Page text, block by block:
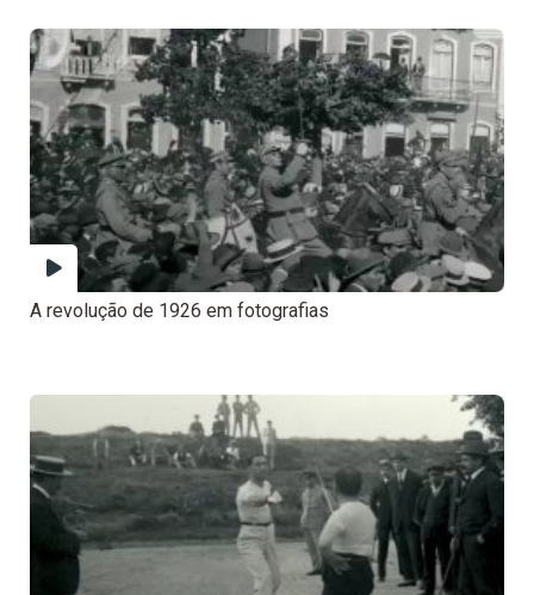
A revolução de 1926 em fotografias